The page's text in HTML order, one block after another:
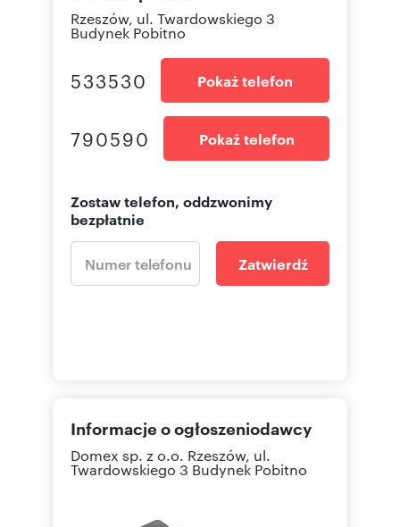
Rzeszów, ul. Twardowskiego 3
Budynek Pobitno
533530 Pokaż telefon
790590 Pokaż telefon
Zostaw telefon, oddzwonimy
bezpłatnie
Zatwierdź
Informacje o ogłoszeniodawcy
Domex sp. z o.o. Rzeszów, ul.
Twardowskiego 3 Budynek Pobitno